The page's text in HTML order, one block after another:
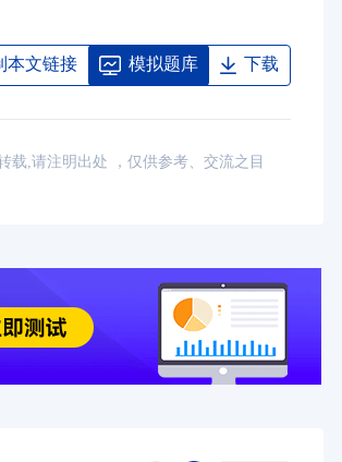
本文链接 模拟题库 下载
载,请注明出处 ，仅供参考、交流之目